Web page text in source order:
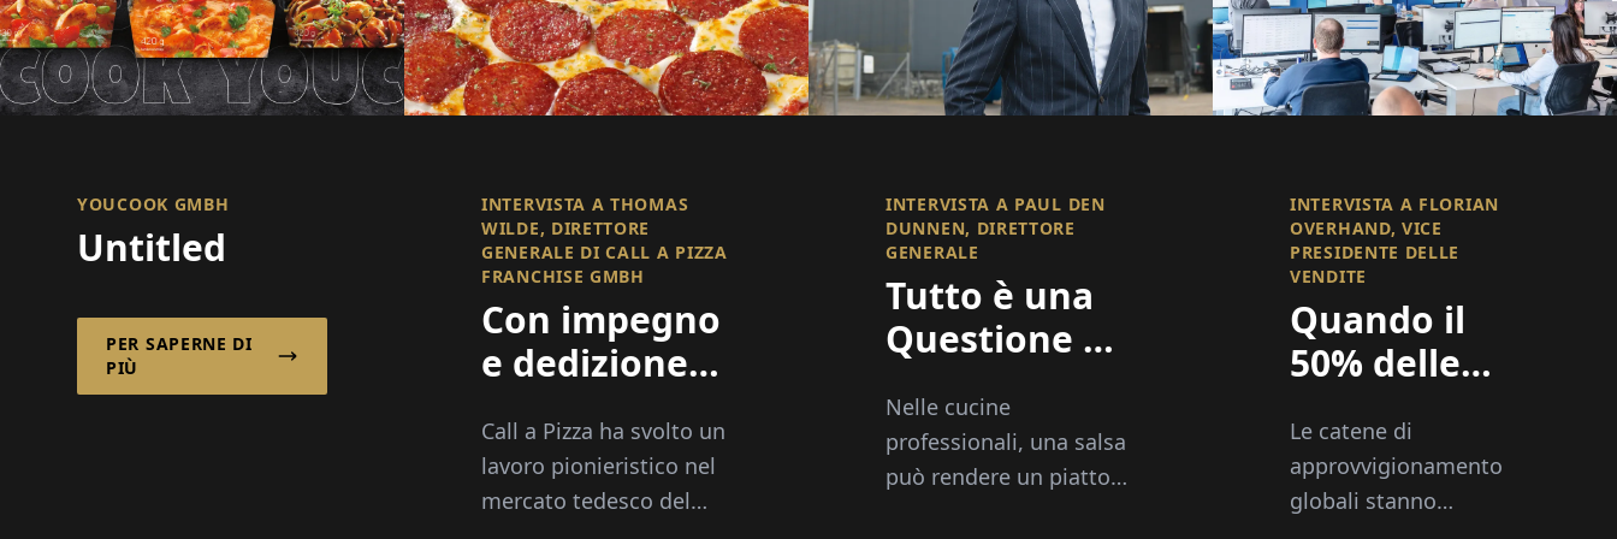
YOUCOOK GMBH
Untitled
PER SAPERNE DI
PIÙ
INTERVISTA A THOMAS
WILDE, DIRETTORE
GENERALE DI CALL A PIZZA
FRANCHISE GMBH
Con impegno
e dedizione
successo nel
franchising!
Call a Pizza ha svolto un
lavoro pionieristico nel
mercato tedesco del
INTERVISTA A PAUL DEN
DUNNEN, DIRETTORE
GENERALE
Tutto è una
Questione di
Nelle cucine
professionali, una salsa
può rendere un piatto
INTERVISTA A FLORIAN
OVERHAND, VICE
PRESIDENTE DELLE
VENDITE
Quando il
50% delle
ritardo, la
visibilità
Le catene di
approvvigionamento
globali stanno